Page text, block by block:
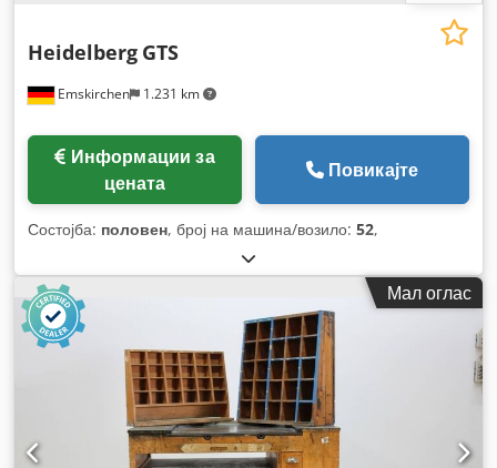
Emskirchen 1.231 km
Heidelberg GTS
цената
Повикајте
Состојба: половен, број на машина/возило: 52,
Мал оглас